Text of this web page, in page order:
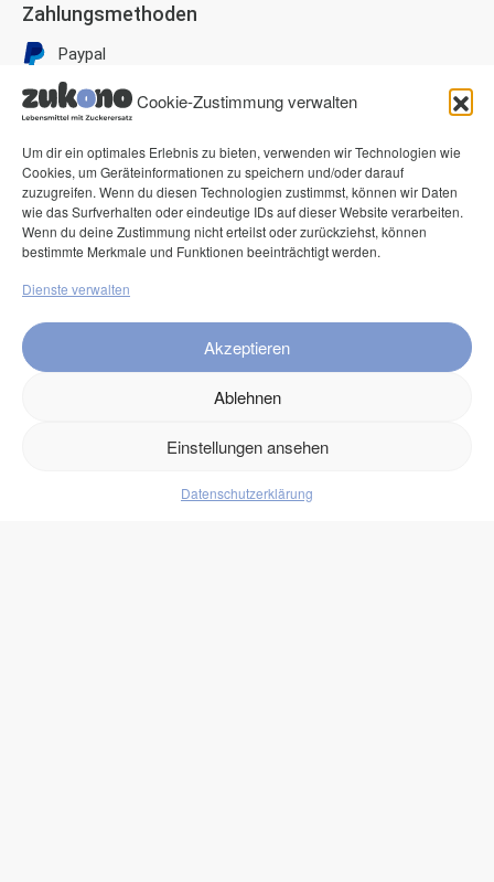
Cookie-Zustimmung verwalten
Um dir ein optimales Erlebnis zu bieten, verwenden wir Technologien wie
Cookies, um Geräteinformationen zu speichern und/oder darauf
zuzugreifen. Wenn du diesen Technologien zustimmst, können wir Daten
wie das Surfverhalten oder eindeutige IDs auf dieser Website verarbeiten.
Wenn du deine Zustimmung nicht erteilst oder zurückziehst, können
bestimmte Merkmale und Funktionen beeinträchtigt werden.
Dienste verwalten
Akzeptieren
Ablehnen
Einstellungen ansehen
Datenschutzerklärung
Zahlungsmethoden
Paypal
Visa
Mastercard
American Express
Klarna Pay now
Klarna Rechnung
Service
FAQ
Kontakt